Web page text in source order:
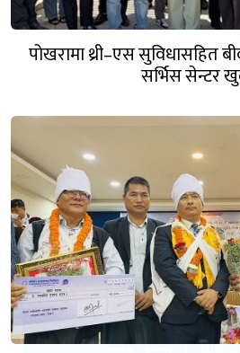
पोखरामा थ्री–एस सुविधासहित
सर्भिस सेन्टर